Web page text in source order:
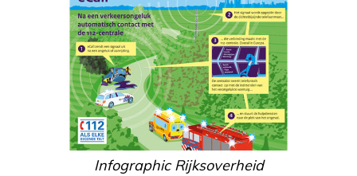
Infographic Rijksoverheid